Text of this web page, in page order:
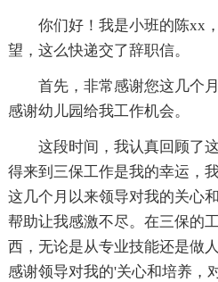
你们好！我是小班的陈xx
望，这么快递交了辞职信。
首先，非常感谢您这几个
感谢幼儿园给我工作机会。
这段时间，我认真回顾了
得来到三保工作是我的幸运，
这几个月以来领导对我的关心
帮助让我感激不尽。在三保的
西，无论是从专业技能还是做
感谢领导对我的'关心和培养，